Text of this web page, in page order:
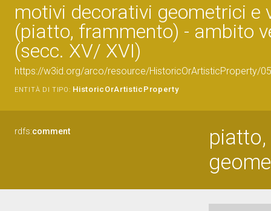
motivi decorativi geometrici e
(piatto, frammento) - ambito
(secc. XV/ XVI)
https://w3id.org/arco/resource/HistoricOrArtisticProperty/
ENTITÀ DI TIPO: HistoricOrArtisticProperty
rdfs:comment